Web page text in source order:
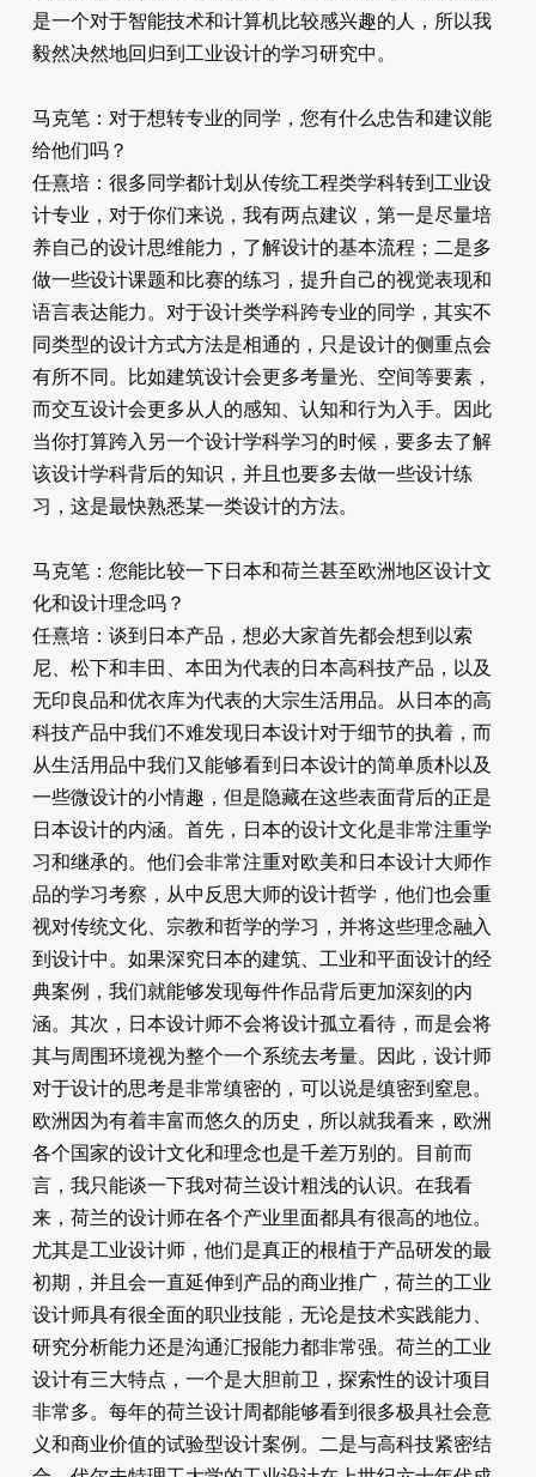
是一个对于智能技术和计算机比较感兴趣的人，所以我
毅然决然地回归到工业设计的学习研究中。
马克笔：对于想转专业的同学，您有什么忠告和建议能
给他们吗？
任熹培：很多同学都计划从传统工程类学科转到工业设
计专业，对于你们来说，我有两点建议，第一是尽量培
养自己的设计思维能力，了解设计的基本流程；二是多
做一些设计课题和比赛的练习，提升自己的视觉表现和
语言表达能力。对于设计类学科跨专业的同学，其实不
同类型的设计方式方法是相通的，只是设计的侧重点会
有所不同。比如建筑设计会更多考量光、空间等要素，
而交互设计会更多从人的感知、认知和行为入手。因此
当你打算跨入另一个设计学科学习的时候，要多去了解
该设计学科背后的知识，并且也要多去做一些设计练
习，这是最快熟悉某一类设计的方法。
马克笔：您能比较一下日本和荷兰甚至欧洲地区设计文
化和设计理念吗？
任熹培：谈到日本产品，想必大家首先都会想到以索
尼、松下和丰田、本田为代表的日本高科技产品，以及
无印良品和优衣库为代表的大宗生活用品。从日本的高
科技产品中我们不难发现日本设计对于细节的执着，而
从生活用品中我们又能够看到日本设计的简单质朴以及
一些微设计的小情趣，但是隐藏在这些表面背后的正是
日本设计的内涵。首先，日本的设计文化是非常注重学
习和继承的。他们会非常注重对欧美和日本设计大师作
品的学习考察，从中反思大师的设计哲学，他们也会重
视对传统文化、宗教和哲学的学习，并将这些理念融入
到设计中。如果深究日本的建筑、工业和平面设计的经
典案例，我们就能够发现每件作品背后更加深刻的内
涵。其次，日本设计师不会将设计孤立看待，而是会将
其与周围环境视为整个一个系统去考量。因此，设计师
对于设计的思考是非常缜密的，可以说是缜密到窒息。
欧洲因为有着丰富而悠久的历史，所以就我看来，欧洲
各个国家的设计文化和理念也是千差万别的。目前而
言，我只能谈一下我对荷兰设计粗浅的认识。在我看
来，荷兰的设计师在各个产业里面都具有很高的地位。
尤其是工业设计师，他们是真正的根植于产品研发的最
初期，并且会一直延伸到产品的商业推广，荷兰的工业
设计师具有很全面的职业技能，无论是技术实践能力、
研究分析能力还是沟通汇报能力都非常强。荷兰的工业
设计有三大特点，一个是大胆前卫，探索性的设计项目
非常多。每年的荷兰设计周都能够看到很多极具社会意
义和商业价值的试验型设计案例。二是与高科技紧密结